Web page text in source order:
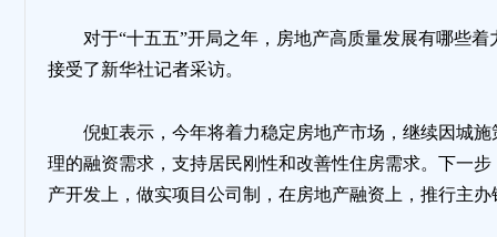
对于“十五五”开局之年，房地产高质量发展有哪些
接受了新华社记者采访。
倪虹表示，今年将着力稳定房地产市场，继续因城
理的融资需求，支持居民刚性和改善性住房需求。下一
产开发上，做实项目公司制，在房地产融资上，推行主